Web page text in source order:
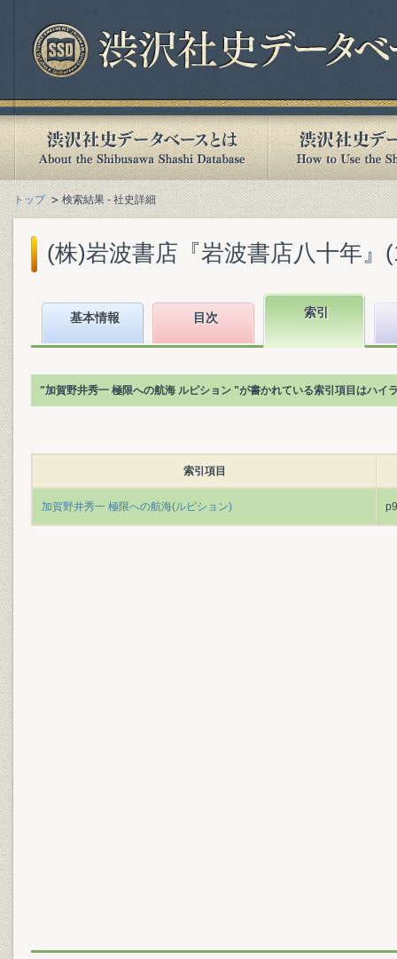
トップ 検索結果 - 社史詳細
(株)岩波書店『岩波書店八十年』
基本情報 目次 索引
"加賀野井秀一 極限への航海 ルピション "が書かれている索引項目はハイ
索引項目
加賀野井秀一 極限への航海(ルピション)